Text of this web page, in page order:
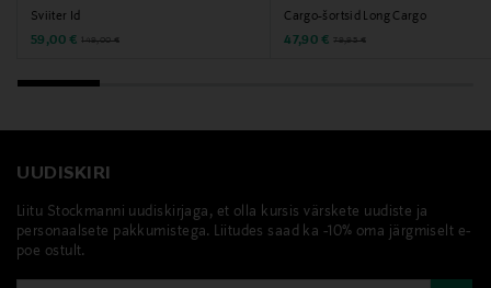
Märksõnad
püksid, cargo-püksid, puuvillased püksid, Dockers,
Sviiter Id
Discounted Price
59,00 € Original Price
149,00 €
Cargo-šortsid Long Cargo
Discounted Price
47,90 € Original Price
79,95 €
UUDISKIRI
Liitu Stockmanni uudiskirjaga, et olla kursis värskete uudiste ja
personaalsete pakkumistega. Liitudes saad ka -10% oma järgmiselt e-
poe ostult.